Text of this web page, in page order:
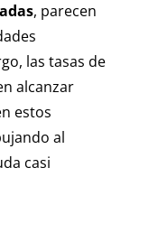
, parecen
las tasas de
alcanzar
estos
al
casi